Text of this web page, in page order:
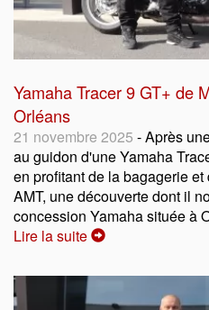
Yamaha Tracer 9 GT+ de
Orléans
21 novembre 2025 - Après
au guidon d'une Yamaha
en profitant de la bagagerie
AMT, une découverte dont il
concession Yamaha située à
Lire la suite